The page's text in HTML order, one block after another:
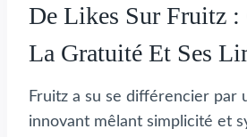
De Likes Sur Fruitz :
La Gratuité Et Ses
Fruitz a su se différencier par
innovant mêlant simplicité et